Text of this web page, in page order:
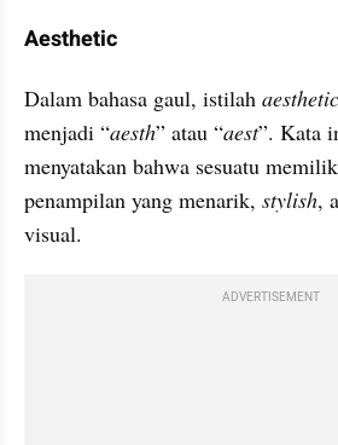
Aesthetic
Dalam bahasa gaul, istilah aesthetic
menjadi “aesth” atau “aest”. Kata
menyatakan bahwa sesuatu
penampilan yang menarik, stylish,
visual.
ADVERTISEMENT